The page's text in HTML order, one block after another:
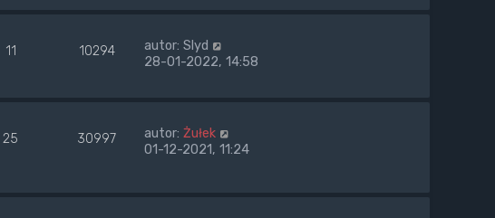
11 10294 autor: Slyd
28-01-2022, 14:58
25 30997 autor: Żułek
01-12-2021, 11:24